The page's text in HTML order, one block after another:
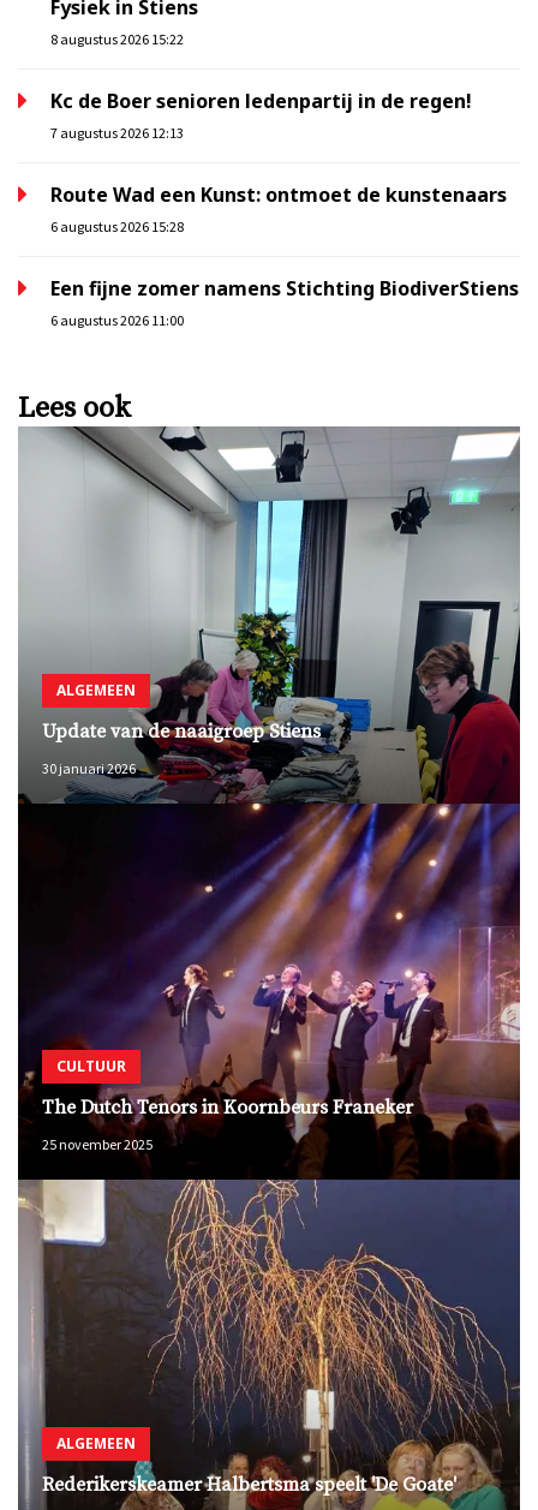
Fysiek in Stiens
8 augustus 2026 15:22
Kc de Boer senioren ledenpartij in de regen!
7 augustus 2026 12:13
Route Wad een Kunst: ontmoet de kunstenaars
6 augustus 2026 15:28
Een fijne zomer namens Stichting BiodiverStiens
6 augustus 2026 11:00
Lees ook
ALGEMEEN
Update van de naaigroep Stiens
30 januari 2026
CULTUUR
The Dutch Tenors in Koornbeurs Franeker
25 november 2025
ALGEMEEN
Rederikerskeamer Halbertsma speelt 'De Goate'